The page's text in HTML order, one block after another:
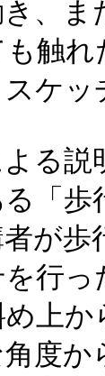
、ま
触
ケ
よる説
「歩
が歩
を行
上
角度